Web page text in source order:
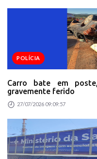
POLÍCIA
Carro bate em
gravemente ferido
27/07/2026 09:09:57